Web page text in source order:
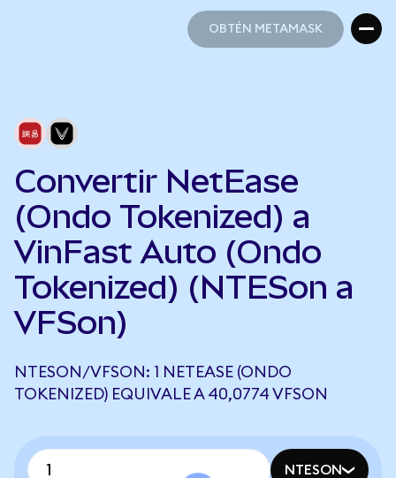
OBTÉN METAMASK
Convertir NetEase
(Ondo Tokenized) a
VinFast Auto (Ondo
Tokenized) (NTESon a
VFSon)
NTESON/VFSON: 1 NETEASE (ONDO
TOKENIZED) EQUIVALE A 40,0774 VFSON
NTESON